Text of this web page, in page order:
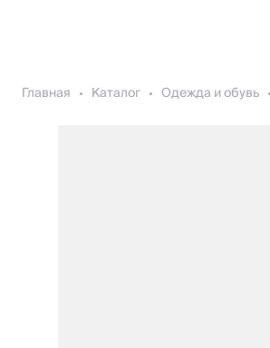
Главная Каталог Одежда и обувь